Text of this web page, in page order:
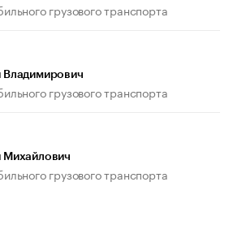
грузового транспорта
Владимирович
грузового транспорта
Михайлович
грузового транспорта